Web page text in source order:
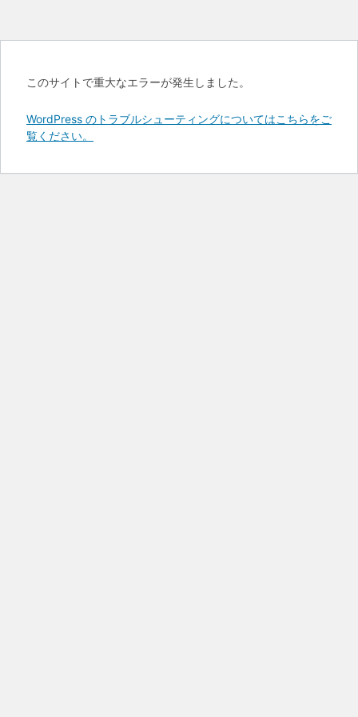
このサイトで重大なエラーが発生しました。
WordPress のトラブルシューティングについてはこちらをご
覧ください。